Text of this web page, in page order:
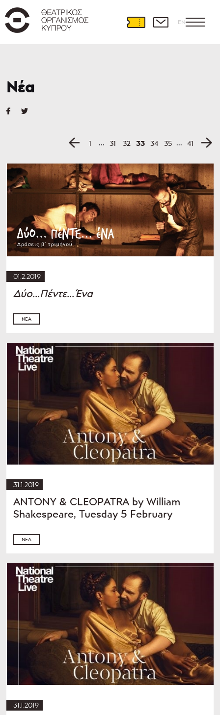
EN
Νέα
1 ... 31 32 33 34 35 ... 41
01.2.2019
Δύο...Πέντε...Ένα
ΝΈΑ
31.1.2019
ANTONY & CLEOPATRA by William
Shakespeare, Tuesday 5 February
ΝΈΑ
31.1.2019